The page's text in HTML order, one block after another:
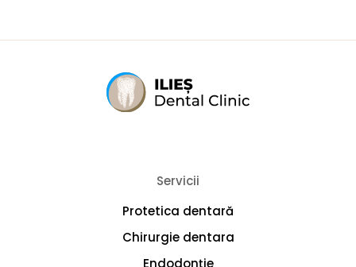
Servicii
Protetica dentară
Chirurgie dentara
Endodonție